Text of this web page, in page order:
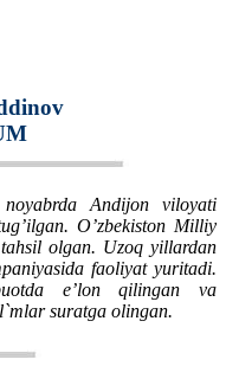
Andijon viloyati
O’zbekiston Milliy
olgan. Uzoq yillardan
faoliyat yuritadi.
e’lon qilingan va
suratga olingan.